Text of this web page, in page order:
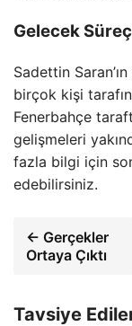
Gelecek Süreç
Sadettin
birçok kişi
Fenerbahçe
gelişmeleri
fazla bilgi için
edebilirsiniz.
← Gerçekler
Ortaya Çıktı
Tavsiye